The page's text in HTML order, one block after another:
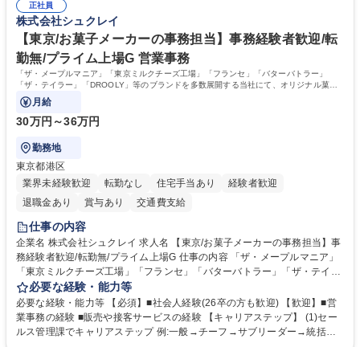
年休120日/デスクワーク中心で残業少なめ
整、資料作成、当日の運営サポート 学歴・資格 学歴：大学院 大学 語学
力： 資格：
正社員
株式会社シュクレイ
【東京/お菓子メーカーの事務担当】事務経験者歓迎/転
勤無/プライム上場G 営業事務
「ザ・メープルマニア」「東京ミルクチーズ工場」「フランセ」「バターバトラー」
「ザ・テイラー」「DROOLY」等のブランドを多数展開する当社にて、オリジナル菓子
ブランド商品の事務業務をお任せいたします。
月給
30万円～36万円
勤務地
東京都港区
業界未経験歓迎
転勤なし 住宅手当あり
経験者歓迎
退職金あり
賞与あり 交通費支給
仕事の内容
企業名 株式会社シュクレイ 求人名 【東京/お菓子メーカーの事務担当】事
務経験者歓迎/転勤無/プライム上場G 仕事の内容 「ザ・メープルマニア」
「東京ミルクチーズ工場」「フランセ」「バターバトラー」「ザ・テイラ
ー」「DROOLY」等のブランドを多数展開する当社にて、オリジナル菓子
ブランド商品の事務業務をお任せいたします。 【具体的な業務内容】 ■店
舗からの発注受付/PC入力業務 ■受電対応(社内/社外) ■商品のマスター登
録 ■日々の売上抽出・報告 ■提携企業への書類送付業務 ■契約書管理業務
必要な経験・能力等
必要な経験・能力等 【必須】■社会人経験(26卒の方も歓迎) 【歓迎】■営
業事務の経験 ■販売や接客サービスの経験 【キャリアステップ】 (1)セー
ルス管理課でキャリアステップ 例:一般→チーフ→サブリーダー→統括リ